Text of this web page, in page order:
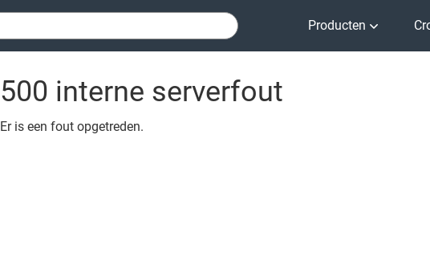
Producten
500 interne serverfout
Er is een fout opgetreden.